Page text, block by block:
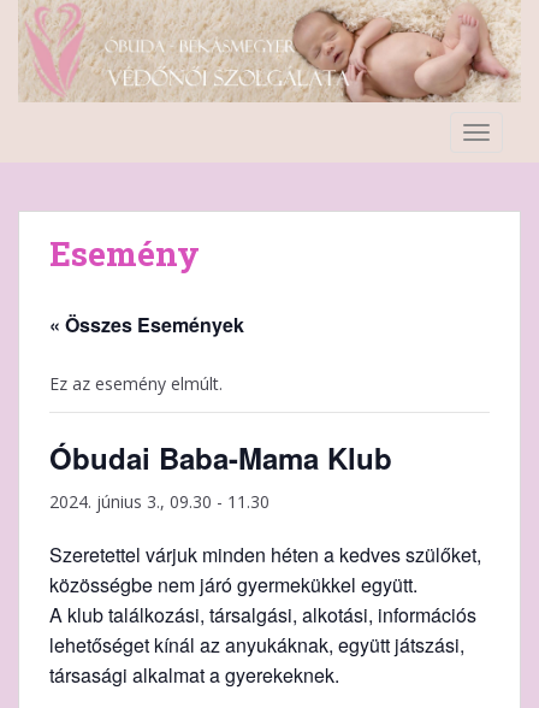
Esemény
« Összes Események
Ez az esemény elmúlt.
Óbudai Baba-Mama Klub
2024. június 3., 09.30 - 11.30
Szeretettel várjuk minden héten a kedves szülőket,
közösségbe nem járó gyermekükkel együtt.
A klubtalálkozási, társalgási, alkotási, információs
lehetőséget kínál az anyukáknak, együtt játszási,
társasági alkalmat a gyerekeknek.